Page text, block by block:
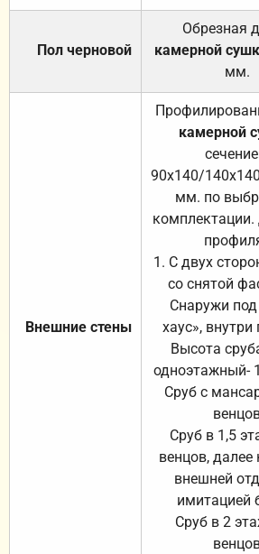
Пол черновой
Обрезная
камерной
мм.
Внешние стены
камерной
90х140/
мм. по
1. С двух
со снятой
Снаружи под
хаус»,
Высота
одноэтажный-
Сруб с
Сруб в 1,5
венцов, далее
внешней
имитацией
Сруб в 2